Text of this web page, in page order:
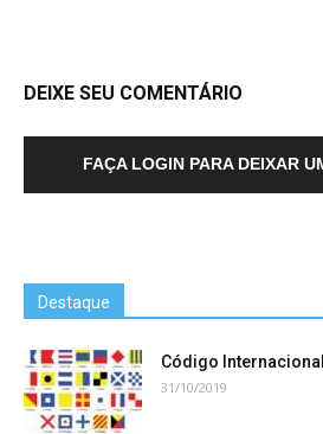
DEIXE SEU COMENTÁRIO
FAÇA LOGIN PARA DEIXAR
Destaque
Código
31/10/2019